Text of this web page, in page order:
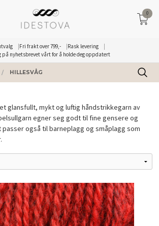
Fri frakt over 799,-
Rask levering
på nyhetsbrevet vårt for å holde deg oppdatert
0
HILLESVÅG
glansfullt, mykt og luftig håndstrikkegarn av
egner seg godt til fine gensere og
også til barneplagg og småplagg som